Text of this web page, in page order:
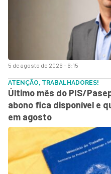
5 de agosto de 2026 - 6:15
ATENÇÃO, TRABALHADORES!
Último mês do PIS/
abono fica disponível e
em agosto